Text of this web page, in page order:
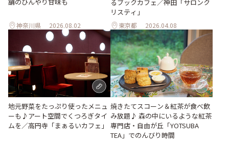
神奈川県 2026.08.02
るブックカフェ／神田「サロンク
リスティ」
東京都 2026.04.08
地元野菜をたっぷり使ったメニュ
ーも♪アート空間でくつろぎタイ
ムを／高円寺「まぁるいカフェ」
焼きたてスコーン＆紅茶が食べ飲
み放題♪ 森の中にいるような紅茶
専門店・自由が丘「YOTSUBA
TEA」でのんびり時間